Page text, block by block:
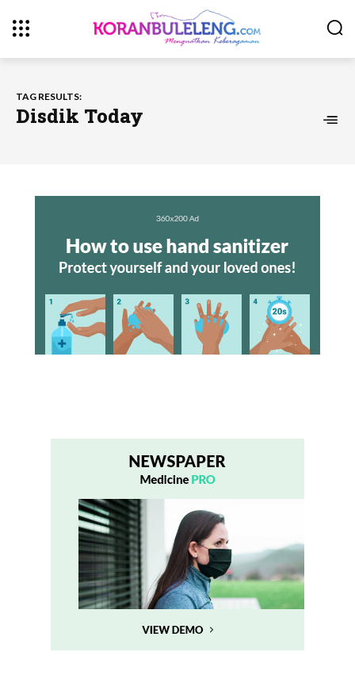
TAG RESULTS:
Disdik Today